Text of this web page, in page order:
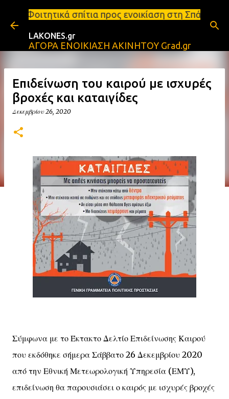
Μετάβαση στο κύριο περιεχόμενο
προς ενοικίαση στη Σπάρτη Ενοικιάσεις
LAKONES.gr
ΑΓΟΡΑ ΕΝΟΙΚΙΑΣΗ ΑΚΙΝΗΤΟΥ Grad.gr
Επιδείνωση του καιρού με ισχυρές
βροχές και καταιγίδες
Δεκεμβρίου 26, 2020
Σύμφωνα με το Έκτακτο Δελτίο Επιδείνωσης Καιρού
που εκδόθηκε σήμερα Σάββατο 26 Δεκεμβρίου 2020
από την Εθνική Μετεωρολογική Υπηρεσία (ΕΜΥ),
επιδείνωση θα παρουσιάσει ο καιρός με ισχυρές βροχές